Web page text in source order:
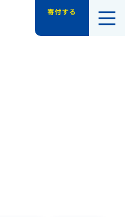
ラ・ルネッサンス（平和
寄付する